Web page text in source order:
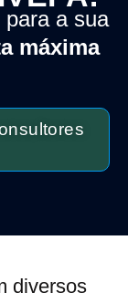
a sua
máxima
diversos